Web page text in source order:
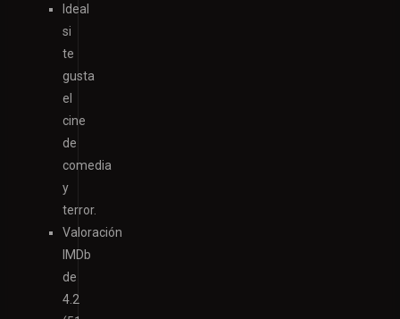
Ideal
si
te
gusta
el
cine
de
comedia
y
terror.
Valoración
IMDb
de
4.2